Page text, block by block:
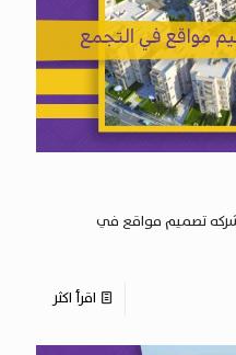
تصميم مواقع في
اقرأ اكثر